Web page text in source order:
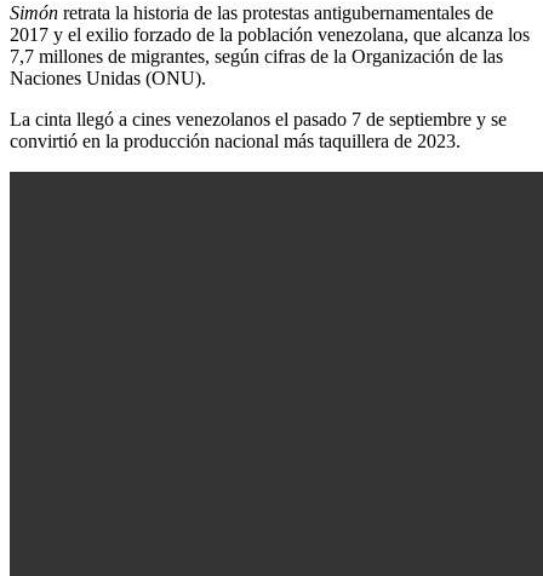
Simón retrata la historia de las protestas antigubernamentales de
2017 y el exilio forzado de la población venezolana, que alcanza los
7,7 millones de migrantes, según cifras de la Organización de las
Naciones Unidas (ONU).
La cinta llegó a cines venezolanos el pasado 7 de septiembre y se
convirtió en la producción nacional más taquillera de 2023.